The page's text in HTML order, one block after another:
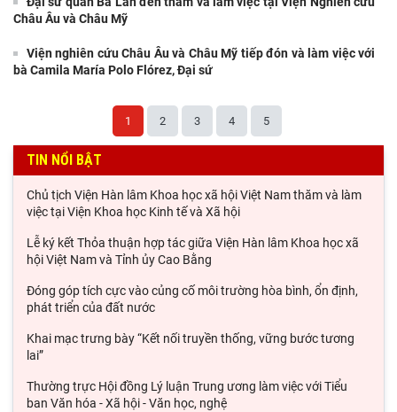
Châu Âu và Châu Mỹ
Viện nghiên cứu Châu Âu và Châu Mỹ tiếp đón và làm việc với
bà Camila María Polo Flórez, Đại sứ
1 2 3 4 5
TIN NỔI BẬT
Chủ tịch Viện Hàn lâm Khoa học xã hội Việt Nam thăm và làm
việc tại Viện Khoa học Kinh tế và Xã hội
Lễ ký kết Thỏa thuận hợp tác giữa Viện Hàn lâm Khoa học xã
hội Việt Nam và Tỉnh ủy Cao Bằng
Đóng góp tích cực vào củng cố môi trường hòa bình, ổn định,
phát triển của đất nước
Khai mạc trưng bày “Kết nối truyền thống, vững bước tương
lai”
Thường trực Hội đồng Lý luận Trung ương làm việc với Tiểu
ban Văn hóa - Xã hội - Văn học, nghệ